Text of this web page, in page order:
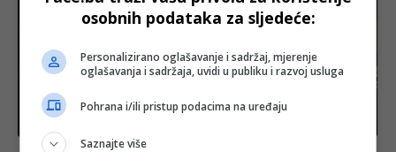
osobnih podataka za sljedeće:
Personalizirano oglašavanje i sadržaj, mjerenje
oglašavanja i sadržaja, uvidi u publiku i razvoj usluga
Pohrana i/ili pristup podacima na uređaju
Saznajte više